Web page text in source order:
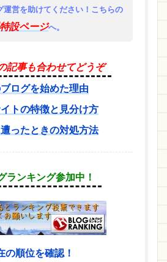
運営を助けてください！ こちらの
設ページへ。
記事も合わせてどうぞ
ブログを始めた理由
イトの特徴と見分け方
遭ったときの対処方法
ランキング参加中！
の順位を確認！